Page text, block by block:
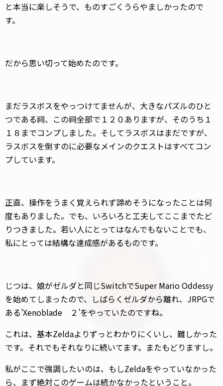
と本当に楽しそうで、ものすごくうらやましかったので
す。
だから思い切って始めたのです。
まだラスボスをやっつけてませんが、大きなパズルのひと
つである祠、この祠全部で１２０ありますが、そのうち１
１８までコンプしました。そしてラスボスはまだですが、
ラスボスを倒すのに必要なメインのクエストはすべてコン
プしています。
正直、操作をうまく覚えられず諦めそうになったことは何
度もありました。でも、いろいろと工夫してここまでたど
りつきました。若い人にとってはなんでもないことでも、
私にとっては結構な達成感があるものです。
じつは、娘がゼルダと同じSwitchでSuper Mario Oddessy
を始めてしまったので、しばらくゼルダから離れ、JRPGで
ある’Xenoblade ２’をやっていたのですね。
これは、基本Zeldaよりずっとわかりにくいし、難しかった
です。それでもそれなりに続いてます。またもどりますし。
私がここで強調したいのは、もしZeldaをやっていなかった
ら、まず絶対このゲームは続かなかったということ。